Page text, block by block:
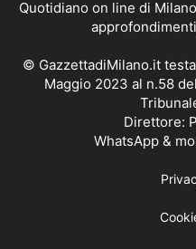
Quotidiano on line di
© GazzettadiMilano.it
Maggio 2023 al n.58
Direttore:
WhatsApp &